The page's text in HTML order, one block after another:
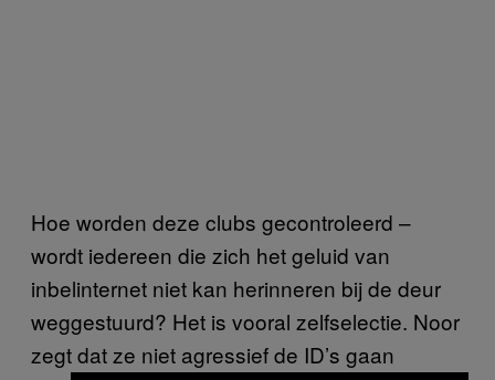
Hoe worden deze clubs gecontroleerd –
wordt iedereen die zich het geluid van
inbelinternet niet kan herinneren bij de deur
weggestuurd? Het is vooral zelfselectie. Noor
zegt dat ze niet agressief de ID’s gaan